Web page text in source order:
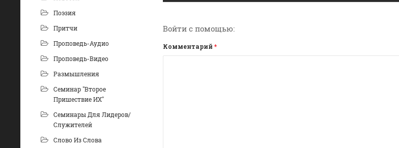
Поэзия
Притчи
Проповедь-Аудио
Проповедь-Видео
Размышления
Семинар "Второе
Пришествие ИХ"
Семинары Для Лидеров/
Служителей
Слово Из Слова
Войти с помощью:
Комментарий *